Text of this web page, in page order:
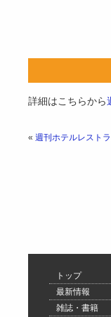
詳細はこちらから
« 週刊ホテルレスト
トップ
最新情報
雑誌・書籍